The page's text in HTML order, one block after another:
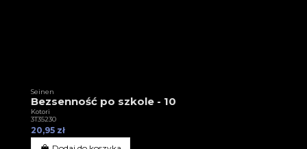
Seinen
Bezsenność po szkole - 10
Kotori
3T35230
20,95 zł